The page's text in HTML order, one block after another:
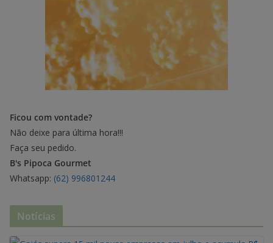
Ficou com vontade?
Não deixe para última hora!!!
Faça seu pedido.
B's Pipoca Gourmet
Whatsapp: (62) 996801244
Notícias